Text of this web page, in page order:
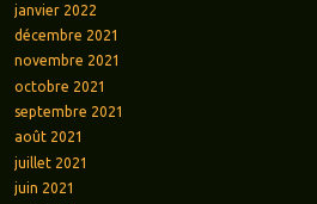
janvier 2022
décembre 2021
novembre 2021
octobre 2021
septembre 2021
août 2021
juillet 2021
juin 2021